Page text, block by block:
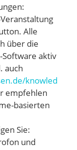
Alle
über die
aktiv
auch
knowled
empfehlen
basierten
Sie:
und